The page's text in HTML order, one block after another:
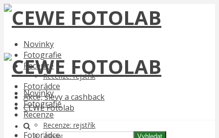
Novinky
Fotografie
Recenze
Recenze: rejstřík
Fotorádce
Akce, slevy a cashback
CEWE Fotolab
Vyhledat
Novinky
Fotografie
Recenze
Recenze: rejstřík
Fotorádce